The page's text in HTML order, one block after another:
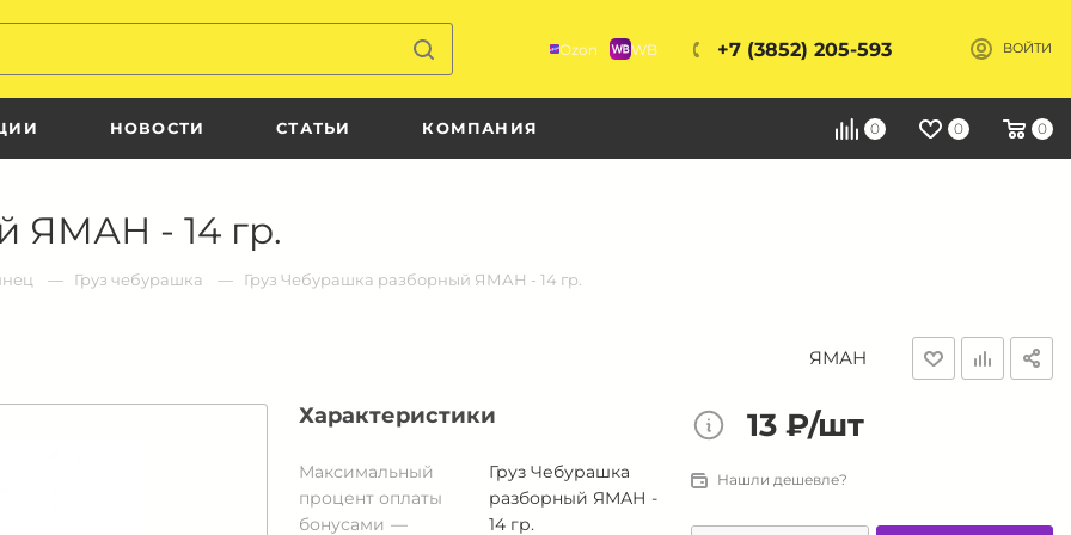
Ozon WB +7 (3852) 205-593 ВОЙТИ
НОВОСТИ СТАТЬИ КОМПАНИЯ 0 0 0
ЯМАН - 14 гр.
Груз чебурашка Груз Чебурашка разборный ЯМАН - 14 гр.
ЯМАН
Характеристики
Максимальный
процент оплаты
бонусами
Груз Чебурашка
разборный ЯМАН -
14 гр.
13 ₽/шт
Нашли дешевле?